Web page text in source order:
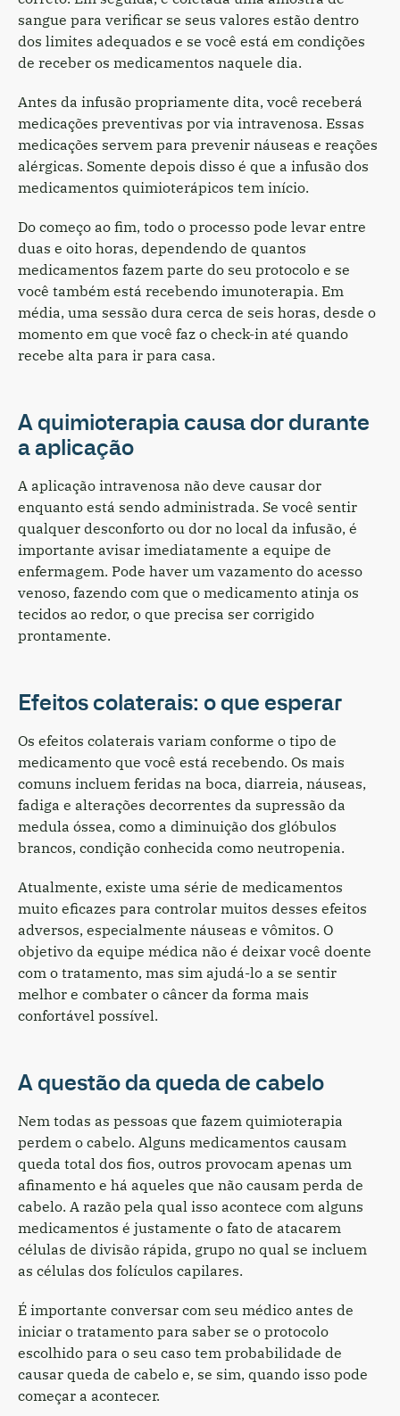
sangue para verificar se seus valores estão dentro
dos limites adequados e se você está em condições
de receber os medicamentos naquele dia.
Antes da infusão propriamente dita, você receberá
medicações preventivas por via intravenosa. Essas
medicações servem para prevenir náuseas e reações
alérgicas. Somente depois disso é que a infusão dos
medicamentos quimioterápicos tem início.
Do começo ao fim, todo o processo pode levar entre
duas e oito horas, dependendo de quantos
medicamentos fazem parte do seu protocolo e se
você também está recebendo imunoterapia. Em
média, uma sessão dura cerca de seis horas, desde o
momento em que você faz o check-in até quando
recebe alta para ir para casa.
A quimioterapia causa dor durante
a aplicação
A aplicação intravenosa não deve causar dor
enquanto está sendo administrada. Se você sentir
qualquer desconforto ou dor no local da infusão, é
importante avisar imediatamente a equipe de
enfermagem. Pode haver um vazamento do acesso
venoso, fazendo com que o medicamento atinja os
tecidos ao redor, o que precisa ser corrigido
prontamente.
Efeitos colaterais: o que esperar
Os efeitos colaterais variam conforme o tipo de
medicamento que você está recebendo. Os mais
comuns incluem feridas na boca, diarreia, náuseas,
fadiga e alterações decorrentes da supressão da
medula óssea, como a diminuição dos glóbulos
brancos, condição conhecida como neutropenia.
Atualmente, existe uma série de medicamentos
muito eficazes para controlar muitos desses efeitos
adversos, especialmente náuseas e vômitos. O
objetivo da equipe médica não é deixar você doente
com o tratamento, mas sim ajudá-lo a se sentir
melhor e combater o câncer da forma mais
confortável possível.
A questão da queda de cabelo
Nem todas as pessoas que fazem quimioterapia
perdem o cabelo. Alguns medicamentos causam
queda total dos fios, outros provocam apenas um
afinamento e há aqueles que não causam perda de
cabelo. A razão pela qual isso acontece com alguns
medicamentos é justamente o fato de atacarem
células de divisão rápida, grupo no qual se incluem
as células dos folículos capilares.
É importante conversar com seu médico antes de
iniciar o tratamento para saber se o protocolo
escolhido para o seu caso tem probabilidade de
causar queda de cabelo e, se sim, quando isso pode
começar a acontecer.